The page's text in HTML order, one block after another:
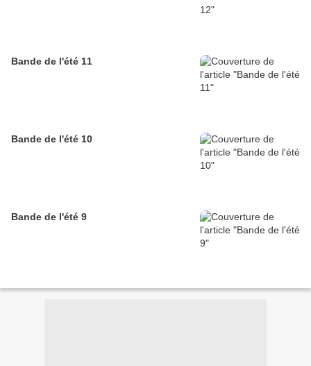
Bande de l'été 11
Bande de l'été 10
Bande de l'été 9